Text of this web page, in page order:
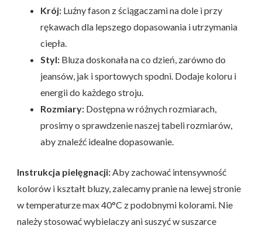
Krój: Luźny fason z ściągaczami na dole i przy
rękawach dla lepszego dopasowania i utrzymania
ciepła.
Styl: Bluza doskonała na co dzień, zarówno do
jeansów, jak i sportowych spodni. Dodaje koloru i
energii do każdego stroju.
Rozmiary: Dostępna w różnych rozmiarach,
prosimy o sprawdzenie naszej tabeli rozmiarów,
aby znaleźć idealne dopasowanie.
Instrukcja pielęgnacji: Aby zachować intensywność
kolorów i kształt bluzy, zalecamy pranie na lewej stronie
w temperaturze max 40°C z podobnymi kolorami. Nie
należy stosować wybielaczy ani suszyć w suszarce